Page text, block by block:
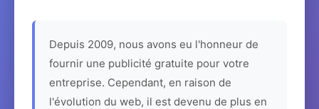
Depuis 2009, nous avons eu l'honneur de
fournir une publicité gratuite pour votre
entreprise. Cependant, en raison de
l'évolution du web, il est devenu de plus en